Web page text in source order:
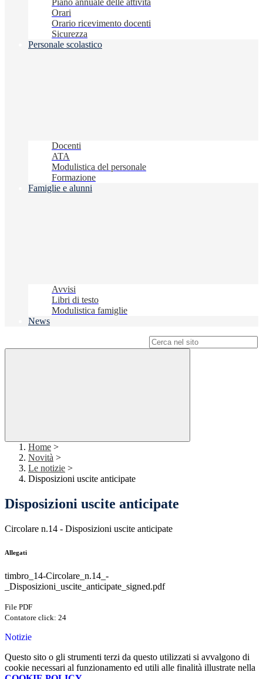
Piano annuale delle attività
Orari
Orario ricevimento docenti
Sicurezza
Personale scolastico
Docenti
ATA
Modulistica del personale
Formazione
Famiglie e alunni
Avvisi
Libri di testo
Modulistica famiglie
News
Home >
Novità >
Le notizie >
Disposizioni uscite anticipate
Disposizioni uscite anticipate
Circolare n.14 - Disposizioni uscite anticipate
Allegati
timbro_14-Circolare_n.14_-
_Disposizioni_uscite_anticipate_signed.pdf
File PDF
Contatore click: 24
Notizie
Questo sito o gli strumenti terzi da questo utilizzati si avvalgono di
cookie necessari al funzionamento ed utili alle finalità illustrate nella